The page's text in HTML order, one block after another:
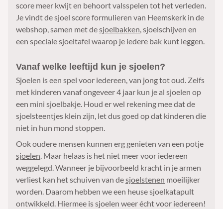
score meer kwijt en behoort valsspelen tot het verleden.
Je vindt de sjoel score formulieren van Heemskerk in de
webshop, samen met desjoelbakken, sjoelschijven en
een speciale sjoeltafel waarop je iedere bak kunt leggen.
Vanaf welke leeftijd kun je sjoelen?
Sjoelen is een spel voor iedereen, van jong tot oud. Zelfs
met kinderen vanaf ongeveer 4 jaar kun je al sjoelen op
een mini sjoelbakje. Houd er wel rekening mee dat de
sjoelsteentjes klein zijn, let dus goed op dat kinderen die
niet in hun mond stoppen.
Ook oudere mensen kunnen erg genieten van een potje
sjoelen. Maar helaas is het niet meer voor iedereen
weggelegd. Wanneer je bijvoorbeeld kracht in je armen
verliest kan het schuiven van desjoelstenen moeilijker
worden. Daarom hebben we een heuse sjoelkatapult
ontwikkeld. Hiermee is sjoelen weer écht voor iedereen!